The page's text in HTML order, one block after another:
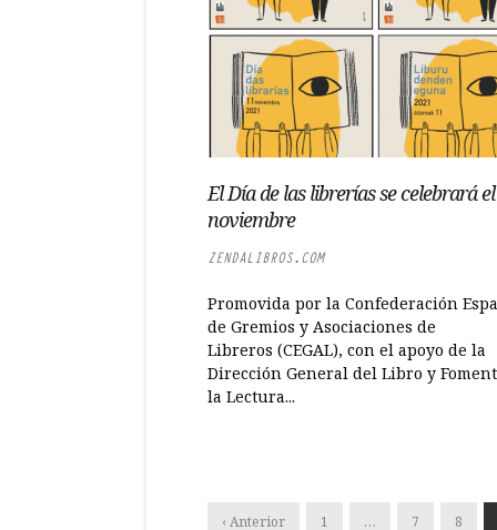
El Día de las librerías se celebrará
noviembre
ZENDALIBROS.COM
Promovida por la Confederación
de Gremios y Asociaciones de
Libreros (CEGAL), con el apoyo de la
Dirección General del Libro y
la Lectura...
‹ Anterior 1 … 7 8